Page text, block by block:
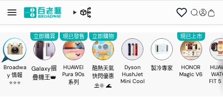
Broadwa
y 情報
⭐⭐⭐
立即購買
Galaxy摺
疊機王👑
現已發售
HUAWEI
Pura 90s
系列
立即購物
酷熱天氣
快閃優惠
⛱️🌞 🌊
Dyson
HushJet
Mini Cool
製冷專家
現已上市
HONOR
Magic V6
FIT 5